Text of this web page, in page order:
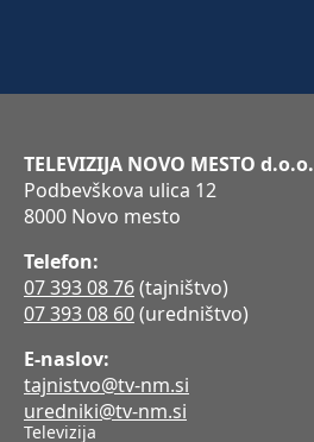
TELEVIZIJA NOVO MESTO d.o.o.
Podbevškova ulica 12
8000 Novo mesto
Telefon:
07 393 08 76(tajništvo)
07 393 08 60(uredništvo)
E-naslov:
tajnistvo@tv-nm.si
uredniki@tv-nm.si
Televizija